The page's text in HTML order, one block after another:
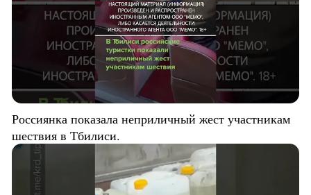
Россиянка показала неприличный жест участникам
шествия в Тбилиси.